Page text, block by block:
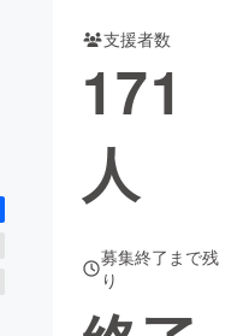
支援者数
171
人
募集終了まで残
り